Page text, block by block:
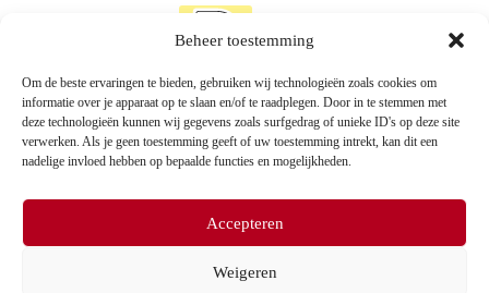
Beheer toestemming
Om de beste ervaringen te bieden, gebruiken wij technologieën zoals cookies om
informatie over je apparaat op te slaan en/of te raadplegen. Door in te stemmen met
deze technologieën kunnen wij gegevens zoals surfgedrag of unieke ID's op deze site
verwerken. Als je geen toestemming geeft of uw toestemming intrekt, kan dit een
nadelige invloed hebben op bepaalde functies en mogelijkheden.
Accepteren
Weigeren